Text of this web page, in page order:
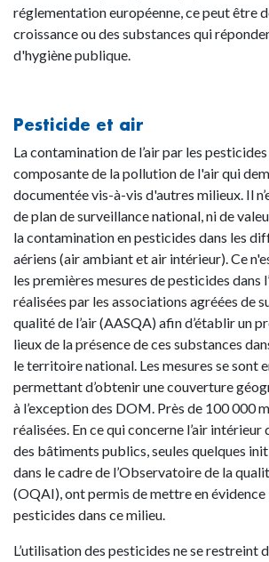
réglementation européenne, ce peut être
croissance ou des substances qui
d'hygiène publique.
Pesticide et air
La contamination de l’air par les
composante de la pollution de l'air qui
documentée vis-à-vis d'autres milieux. Il
de plan de surveillance national, ni de
la contamination en pesticides dans les
aériens (air ambiant et air intérieur). Ce
les premières mesures de pesticides dans
réalisées par les associations agréées de
qualité de l’air (AASQA) afin d’établir un
lieux de la présence de ces substances
le territoire national. Les mesures se sont
permettant d’obtenir une couverture
à l’exception des DOM. Près de 100 000
réalisées. En ce qui concerne l’air
des bâtiments publics, seules quelques
dans le cadre de l’Observatoire de la
(OQAI), ont permis de mettre en évidence
pesticides dans ce milieu.
L’utilisation des pesticides ne se restreint